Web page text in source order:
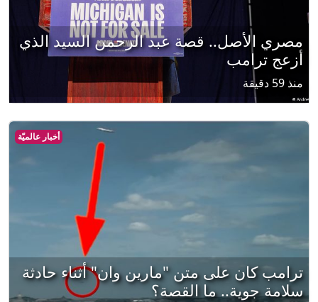
مصري الأصل.. قصة عبد الرحمن السيد الذي
أزعج ترامب
منذ 59 دقيقة
أخبار عالميّة
ترامب كان على متن "مارين وان" أثناء حادثة
سلامة جوية.. ما القصة؟